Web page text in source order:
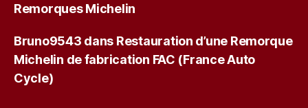
Remorques Michelin
Bruno9543 dans Restauration d’une Remorque
Michelin de fabrication FAC (France Auto
Cycle)